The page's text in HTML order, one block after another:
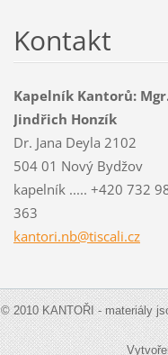
Kontakt
Kapelník Kantorů:
Jindřich Honzík
Dr. Jana Deyla 2102
504 01 Nový Bydžov
kapelník ..... +420 732
363
kantori.nb@tiscali.cz
© 2010 KANTOŘI - materiály